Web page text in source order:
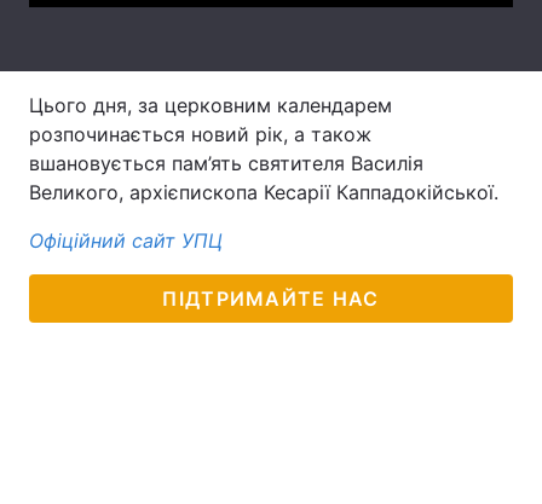
Послуги
Цього дня, за церковним календарем
розпочинається новий рік, а також
вшановується пам’ять святителя Василія
Великого, архієпископа Кесарії Каппадокійської.
Офіційний сайт УПЦ
ПІДТРИМАЙТЕ НАС